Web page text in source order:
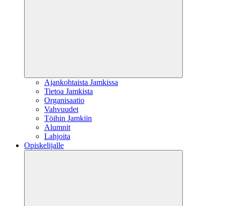
Ajankohtaista Jamkissa
Tietoa Jamkista
Organisaatio
Vahvuudet
Töihin Jamkiin
Alumnit
Lahjoita
Opiskelijalle